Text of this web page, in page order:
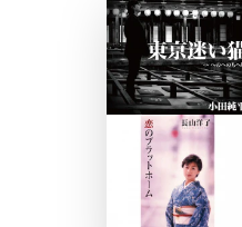
初回30日間無料お試し